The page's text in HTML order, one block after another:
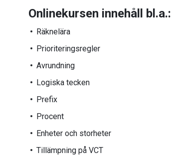
Onlinekursen innehåll bl.a.:
Räknelära
Prioriteringsregler
Avrundning
Logiska tecken
Prefix
Procent
Enheter och storheter
Tillämpning på VCT